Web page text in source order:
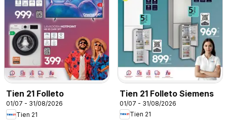
Tien 21 Folleto
01/07 - 31/08/2026
Tien 21
Tien 21 Folleto Siemens
01/07 - 31/08/2026
Tien 21